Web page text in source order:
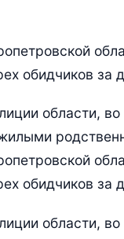
обидчиков за
области, во
обидчиков за
области, во